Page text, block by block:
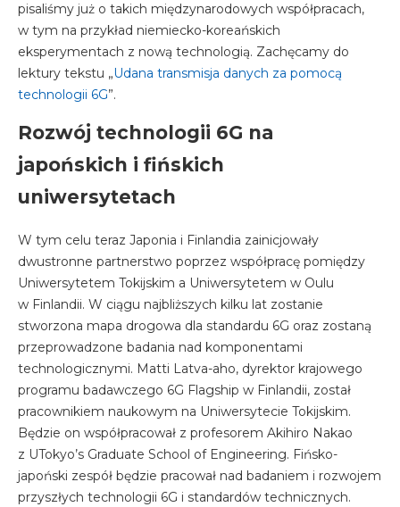
pisaliśmy już o takich międzynarodowych współpracach,
w tym na przykład niemiecko-koreańskich
eksperymentach z nową technologią. Zachęcamy do
lektury tekstu „Udana transmisja danych za pomocą
technologii 6G”.
Rozwój technologii 6G na
japońskich i fińskich
uniwersytetach
W tym celu teraz Japonia i Finlandia zainicjowały
dwustronne partnerstwo poprzez współpracę pomiędzy
Uniwersytetem Tokijskim a Uniwersytetem w Oulu
w Finlandii. W ciągu najbliższych kilku lat zostanie
stworzona mapa drogowa dla standardu 6G oraz zostaną
przeprowadzone badania nad komponentami
technologicznymi. Matti Latva-aho, dyrektor krajowego
programu badawczego 6G Flagship w Finlandii, został
pracownikiem naukowym na Uniwersytecie Tokijskim.
Będzie on współpracował z profesorem Akihiro Nakao
z UTokyo’s Graduate School of Engineering. Fińsko-
japoński zespół będzie pracował nad badaniem i rozwojem
przyszłych technologii 6G i standardów technicznych.